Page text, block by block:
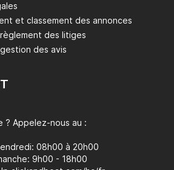
et classement des annonces
des litiges
des avis
? Appelez-nous au :
08h00 à 20h00
9h00 - 18h00